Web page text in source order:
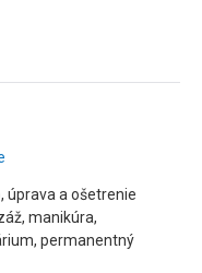
úprava a ošetrenie
manikúra,
permanentný